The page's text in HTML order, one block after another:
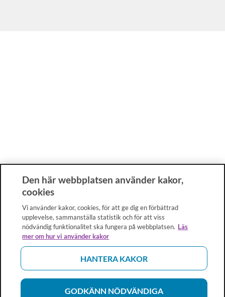
Den här webbplatsen använder kakor,
cookies
Vi använder kakor, cookies, för att ge dig en förbättrad
upplevelse, sammanställa statistik och för att viss
nödvändig funktionalitet ska fungera på webbplatsen. Läs
mer om hur vi använder kakor
HANTERA KAKOR
GODKÄNN NÖDVÄNDIGA